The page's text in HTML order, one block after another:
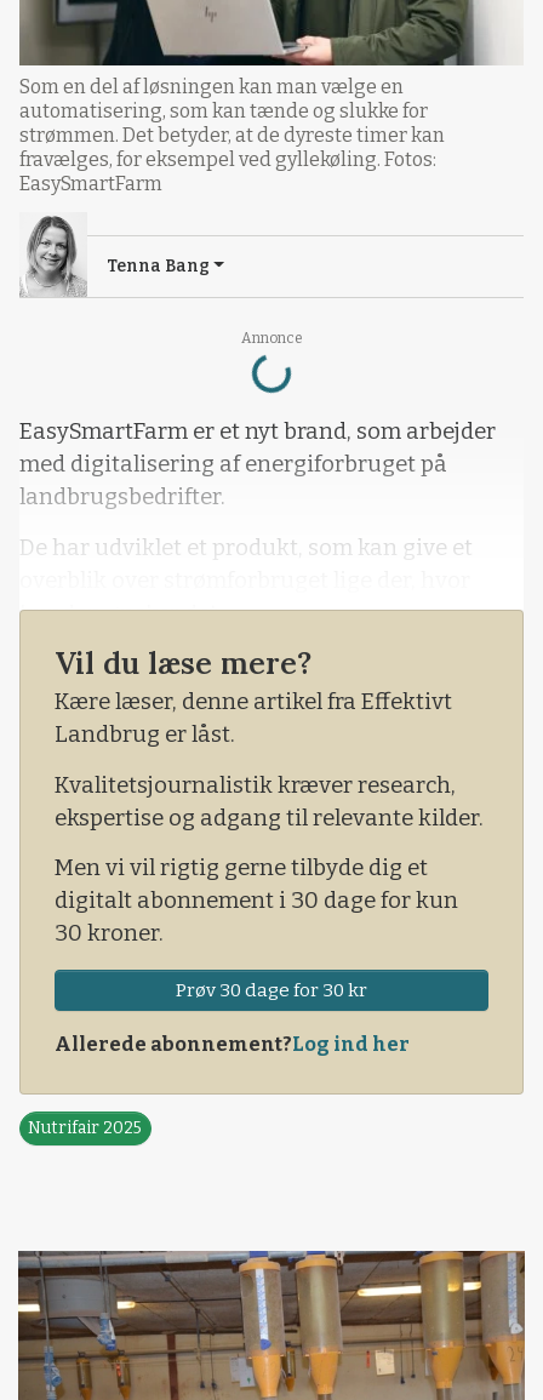
Annonce
Loading...
Som en del af løsningen kan man vælge en
automatisering, som kan tænde og slukke for
strømmen. Det betyder, at de dyreste timer kan
fravælges, for eksempel ved gyllekøling. Fotos:
EasySmartFarm
Tenna Bang
EasySmartFarm er et nyt brand, som arbejder
med digitalisering af energiforbruget på
landbrugsbedrifter.
De har udviklet et produkt, som kan give et
kunden ønsker det.
På gyllepumpen, malkeanlægget eller noget
helt andet.
- Normalt kender man kun sit samlede
elforbrug, men her kan vi nedbryde det så
meget, man ønsker, siger Erik F. Midtgaard, som
Vil du læse mere?
Kære læser, denne artikel fra Effektivt
Landbrug er låst.
Kvalitetsjournalistik kræver research,
ekspertise og adgang til relevante kilder.
Men vi vil rigtig gerne tilbyde dig et
digitalt abonnement i 30 dage for kun
30 kroner.
Prøv 30 dage for 30 kr
Allerede abonnement?Log ind her
Nutrifair 2025